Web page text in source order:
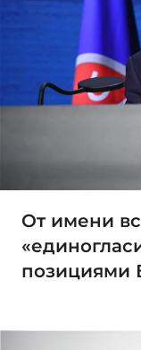
От имени
позициями